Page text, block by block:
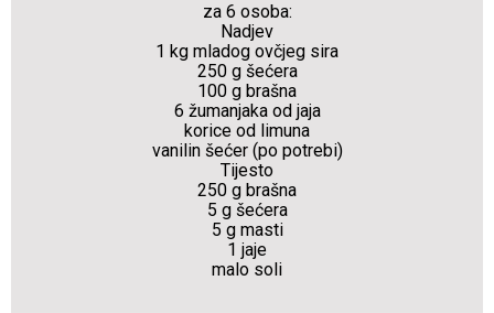
za 6 osoba:
Nadjev
1 kg mladog ovčjeg sira
250 g šećera
100 g brašna
6 žumanjaka od jaja
korice od limuna
vanilin šećer (po potrebi)
Tijesto
250 g brašna
5 g šećera
5 g masti
1 jaje
malo soli